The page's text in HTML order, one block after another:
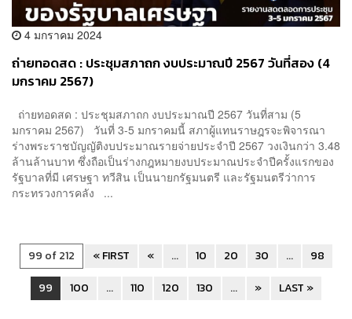
4 มกราคม 2024
ถ่ายทอดสด : ประชุมสภาถก งบประมาณปี 2567 วันที่สอง (4
มกราคม 2567)
ถ่ายทอดสด : ประชุมสภาถก งบประมาณปี 2567 วันที่สาม (5
มกราคม 2567) วันที่ 3-5 มกราคมนี้ สภาผู้แทนราษฎรจะพิจารณา
ร่างพระราชบัญญัติงบประมาณรายจ่ายประจำปี 2567 วงเงินกว่า 3.48
ล้านล้านบาท ซึ่งถือเป็นร่างกฎหมายงบประมาณประจำปีครั้งแรกของ
รัฐบาลที่มี เศรษฐา ทวีสิน เป็นนายกรัฐมนตรี และรัฐมนตรีว่าการ
กระทรวงการคลัง ...
99 of 212 « FIRST « ... 10 20 30 ...
98
99
100 ... 110 120 130 ... » LAST »